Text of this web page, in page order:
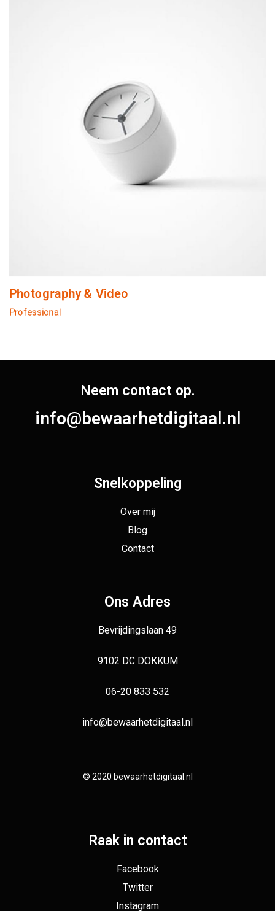
Photography & Video
Professional
Neem contact op.
info@bewaarhetdigitaal.nl
Snelkoppeling
Over mij
Blog
Contact
Ons Adres
Bevrijdingslaan 49
9102 DC DOKKUM
06-20 833 532
info@bewaarhetdigitaal.nl
© 2020 bewaarhetdigitaal.nl
Raak in contact
Facebook
Twitter
Instagram